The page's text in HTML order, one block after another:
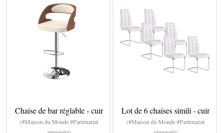
Chaise de bar réglable - cuir
(#Maison du Monde #Partenariat
Lot de 6 chaises simili - cuir
(#Maison du Monde #Partenariat